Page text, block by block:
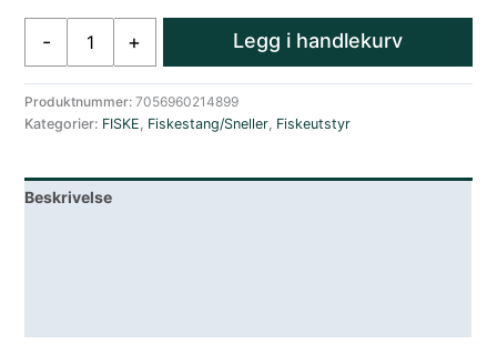
-
Fiskesett
Stang
5
-
+ Legg i handlekurv
Produktnummer:7056960214899
Kategorier: FISKE, Fiskestang/Sneller, Fiskeutstyr
Beskrivelse